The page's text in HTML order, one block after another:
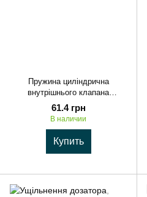
Пружина циліндрична
внутрішнього клапана
дозатора, OD8.5 L13, нерж.
сталь
61.4 грн
В наличии
Купить